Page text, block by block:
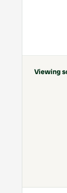
Viewing